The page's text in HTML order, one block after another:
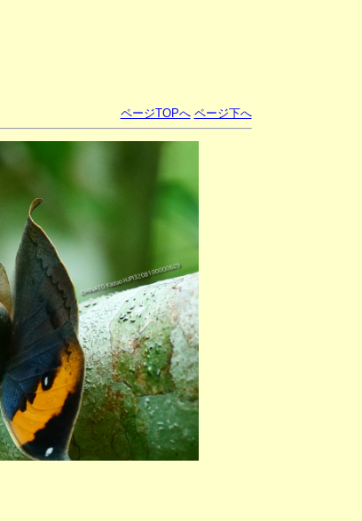
ページTOPへ ページ下へ